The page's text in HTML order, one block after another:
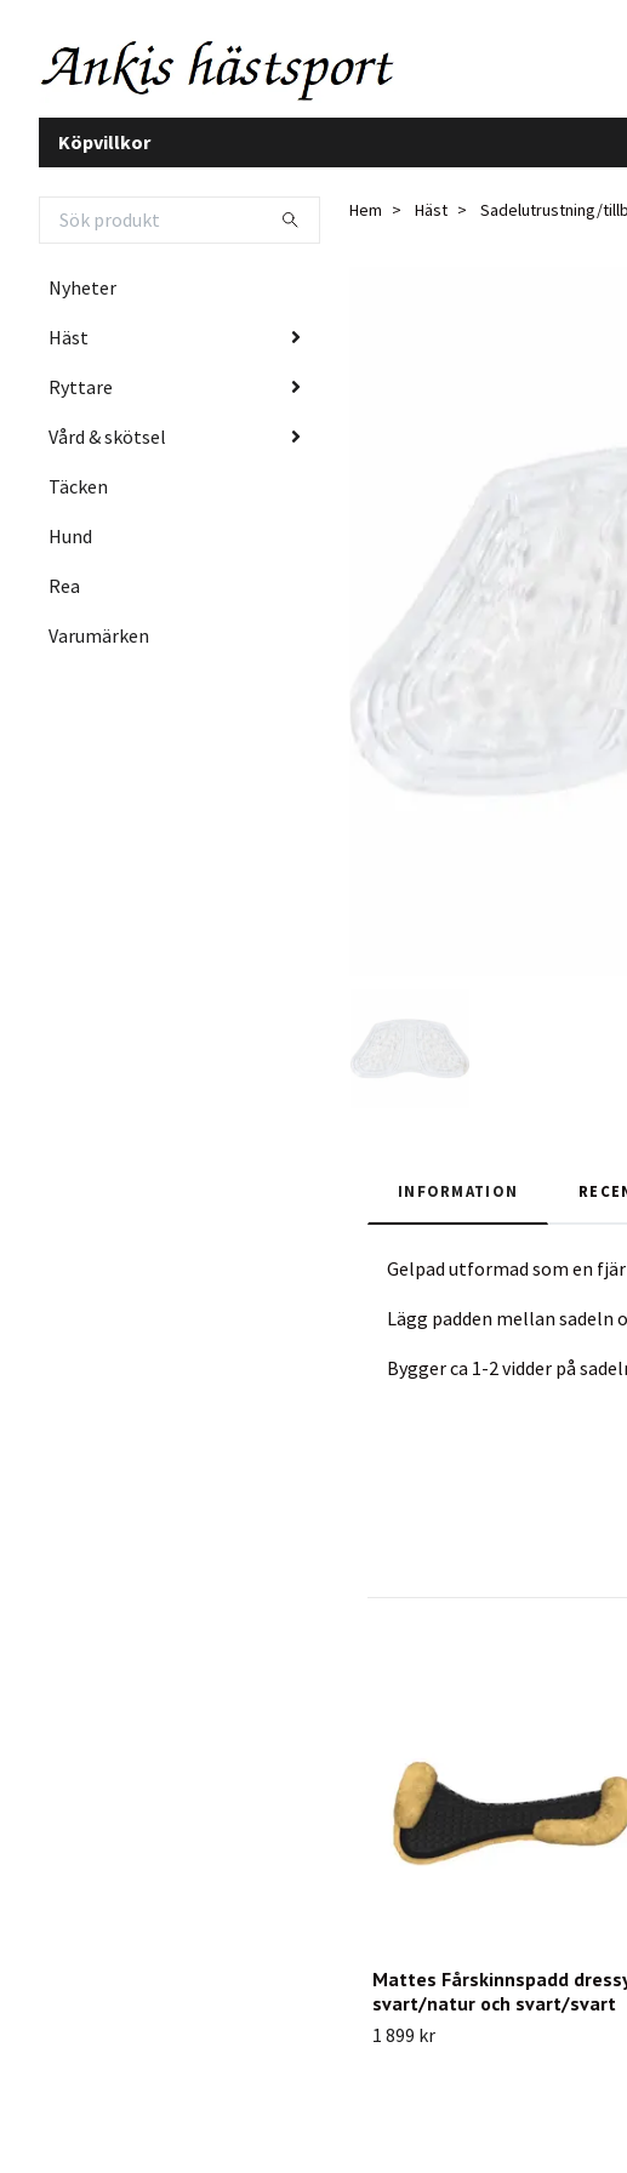
Köpvillkor
Nyheter
Häst
Ryttare
Vård & skötsel
Täcken
Hund
Rea
Varumärken
Hem Häst Sadelutrustning/
INFORMATION
Gelpad utformad som en
Lägg padden mellan sadeln
Bygger ca 1-2 vidder på
Mattes Fårskinnspadd
svart/natur och svart/svart
1 899 kr